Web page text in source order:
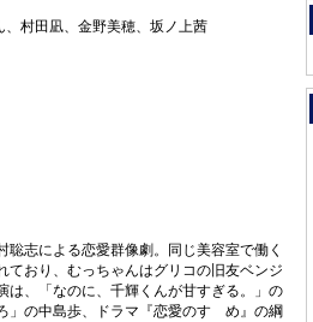
、村田凪、金野美穂、坂ノ上茜
聡志による恋愛群像劇。同じ美容室で働く
おり、むっちゃんはグリコの旧友ベンジ
は、「なのに、千輝くんが甘すぎる。」の
の中島歩、ドラマ『恋愛のすゝめ』の綱